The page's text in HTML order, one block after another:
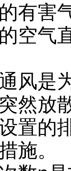
有害
空气
风是
然放
置的
施。